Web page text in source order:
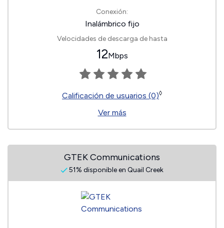
Conexión:
Inalámbrico fijo
Velocidades de descarga de hasta
12Mbps
Calificación de usuarios (0)◊
Ver más
GTEK Communications
51% disponible en Quail Creek